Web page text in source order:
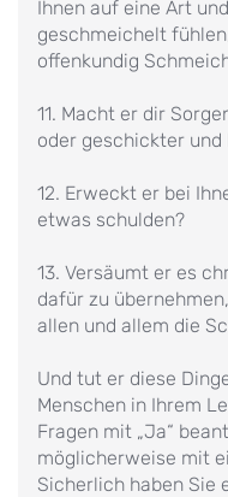
Ihnen auf eine Art
geschmeichelt
offenkundig
11. Macht er dir
oder geschickter
12. Erweckt er bei
etwas schulden?
13. Versäumt er es
dafür zu
allen und allem die
Und tut er diese
Menschen in Ihrem
Fragen mit „Ja“
möglicherweise mit
Sicherlich haben Sie